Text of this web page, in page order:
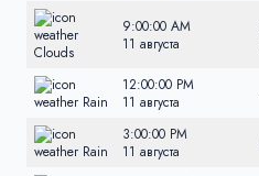
9:00:00 AM
11 августа
12:00:00 PM
11 августа
3:00:00 PM
11 августа